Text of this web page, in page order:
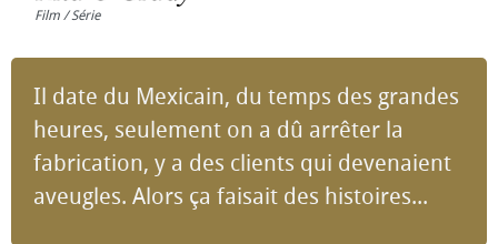
Film / Série
Il date du Mexicain, du temps des grandes
heures, seulement on a dû arrêter la
fabrication, y a des clients qui devenaient
aveugles. Alors ça faisait des histoires...